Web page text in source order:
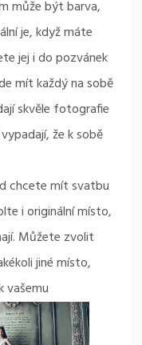
může být barva,
je, když máte
jej i do pozvánek
mít každý na sobě
skvěle fotografie
že k sobě
chcete mít svatbu
i originální místo,
Můžete zvolit
jiné místo,
vašemu